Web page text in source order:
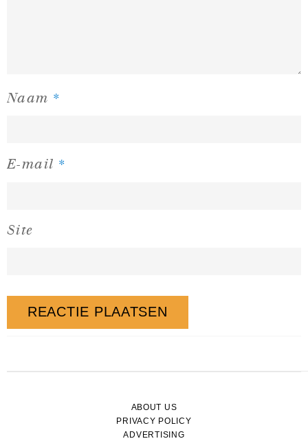
Naam *
E-mail *
Site
ABOUT US
PRIVACY POLICY
ADVERTISING